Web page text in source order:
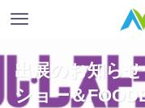
出展のお知ら
ショー＆